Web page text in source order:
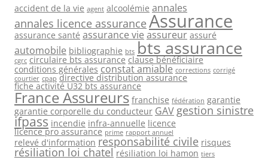
accident de la vie agent alcoolémie annales
annales licence assurance Assurance
assurance santé assurance vie assureur assuré
automobile bibliographie bts bts assurance
cgrc circulaire bts assurance clause bénéficiaire
conditions générales constat amiable corrections corrigé
courtier cpap directive distribution assurance
fiche activité U32 bts assurance
France Assureurs franchise fédération garantie
garantie corporelle du conducteur GAV gestion sinistre
ifpass incendie infra-annuelle licence
licence pro assurance prime rapport annuel
relevé d'information responsabilité civile risques
résiliation loi chatel résiliation loi hamon tiers